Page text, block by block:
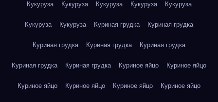
Кукуруза Кукуруза Кукуруза Кукуруза Кукуруза
Кукуруза Кукуруза Куриная грудка Куриная грудка
Куриная грудка Куриная грудка Куриная грудка
Куриная грудка Куриная грудка Куриное яйцо Куриное яйцо
Куриное яйцо Куриное яйцо Куриное яйцо Куриное яйцо